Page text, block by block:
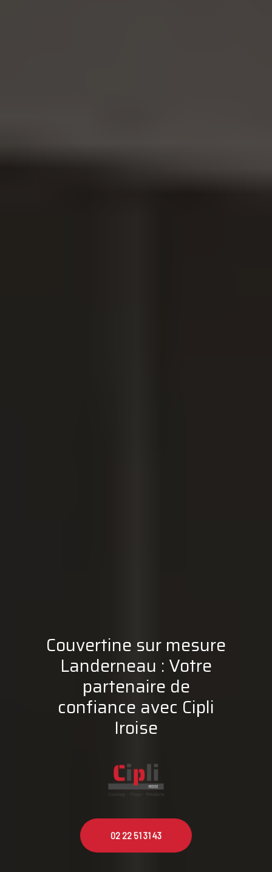
Couvertine sur mesure
Landerneau : Votre
partenaire de
confiance avec Cipli
Iroise
02 22 51 31 43